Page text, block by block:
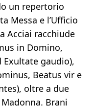
un repertorio
Messa e l’Ufficio
Acciai racchiude
in Domino,
Exultate gaudio),
Beatus vir e
oltre a due
Brani